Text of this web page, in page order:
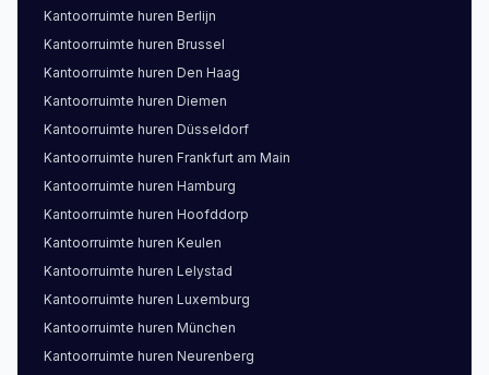
Kantoorruimte huren Berlijn
Kantoorruimte huren Brussel
Kantoorruimte huren Den Haag
Kantoorruimte huren Diemen
Kantoorruimte huren Düsseldorf
Kantoorruimte huren Frankfurt am Main
Kantoorruimte huren Hamburg
Kantoorruimte huren Hoofddorp
Kantoorruimte huren Keulen
Kantoorruimte huren Lelystad
Kantoorruimte huren Luxemburg
Kantoorruimte huren München
Kantoorruimte huren Neurenberg